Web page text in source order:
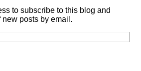
to subscribe to this blog and
posts by email.